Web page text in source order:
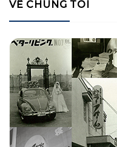
VỀ CHÚNG TÔI